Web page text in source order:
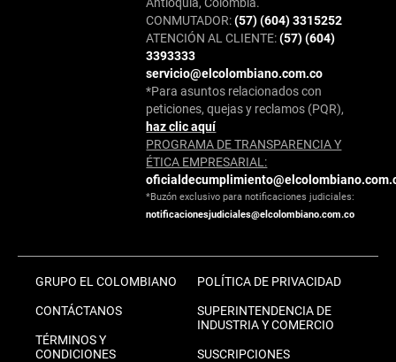
CONMUTADOR:(57) (604) 3315252
ATENCIÓN AL CLIENTE:(57) (604)
3393333
servicio@elcolombiano.com.co
*Para asuntos relacionados con
peticiones, quejas y reclamos (PQR),
haz clic aquí
PROGRAMA DE TRANSPARENCIA Y
ÉTICA EMPRESARIAL:
*Buzón exclusivo para notificaciones judiciales:
notificacionesjudiciales@elcolombiano.com.co
GRUPO EL COLOMBIANO
CONTÁCTANOS
TÉRMINOS Y
CONDICIONES
POLÍTICA DE PRIVACIDAD
SUPERINTENDENCIA DE
INDUSTRIA Y COMERCIO
SUSCRIPCIONES